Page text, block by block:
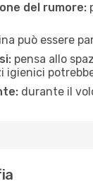
del rumore:
può essere
pensa allo
durante il